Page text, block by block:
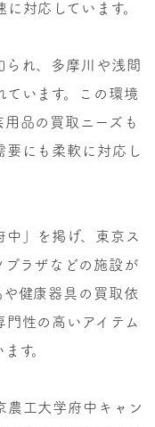
対応しています。
れ、多摩川や浅間
います。この環境
品の買取ニーズも
要にも柔軟に対応し
中」を掲げ、東京ス
ラザなどの施設が
健康器具の買取依
性の高いアイテム
す。
農工大学府中キャン